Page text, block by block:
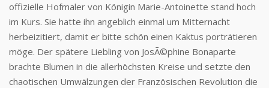
offizielle Hofmaler von Königin Marie-Antoinette stand hoch
im Kurs. Sie hatte ihn angeblich einmal um Mitternacht
herbeizitiert, damit er bitte schön einen Kaktus porträtieren
möge. Der spätere Liebling von JosÃ©phine Bonaparte
brachte Blumen in die allerhöchsten Kreise und setzte den
chaotischen Umwälzungen der Französischen Revolution die